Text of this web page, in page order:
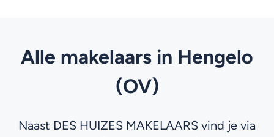
Alle makelaars in Hengelo
(OV)
Naast DES HUIZES MAKELAARS vind je via